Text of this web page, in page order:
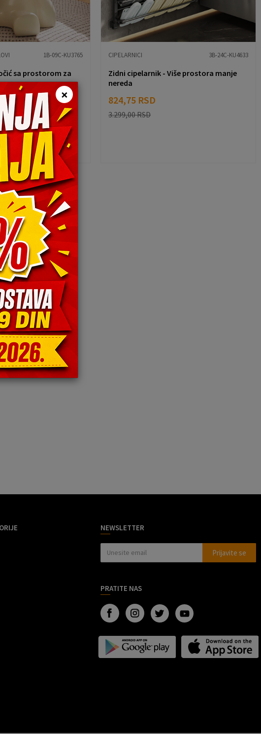
1B-09C-KU3765
sa prostorom za
CIPELARNICI 3B-24C-KU4633
Zidni cipelarnik - Više prostora manje
nereda
824,75 RSD
3.299,00RSD
NEWSLETTER
Prijavite se
PRATITE NAS
×